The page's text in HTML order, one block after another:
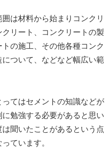
は材料から始まりコンクリ
リート、コンクリートの製
の施工、その他各種コンク
ついて、などなど幅広い範
てはセメントの知識などが
勉強する必要があると思い
聞いたことがあるという点
ています。